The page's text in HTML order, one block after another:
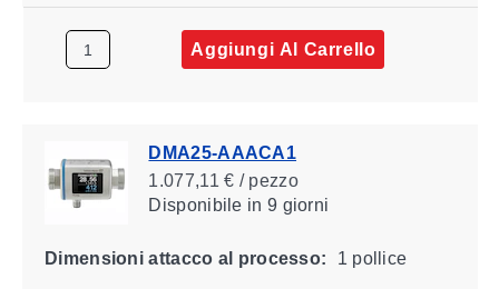
Aggiungi Al Carrello
DMA25-AAACA1
1.077,11 € / pezzo
Disponibile in 9 giorni
Dimensioni attacco al processo: 1 pollice